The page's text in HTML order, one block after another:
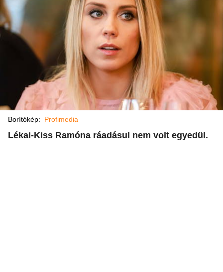
Borítókép: Profimedia
Lékai-Kiss Ramóna ráadásul nem volt egyedül.